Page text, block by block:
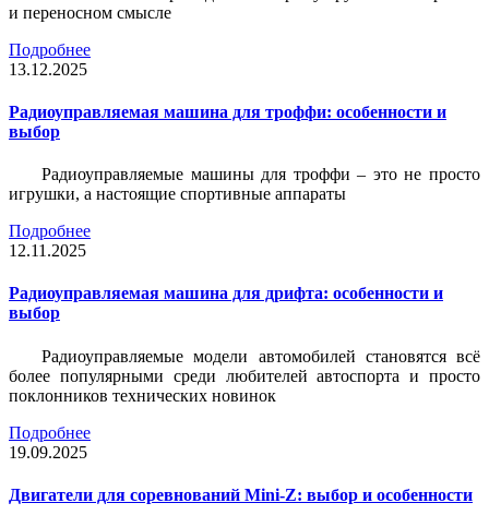
и переносном смысле
Подробнее
13.12.2025
Радиоуправляемая машина для троффи: особенности и
выбор
Радиоуправляемые машины для троффи – это не просто
игрушки, а настоящие спортивные аппараты
Подробнее
12.11.2025
Радиоуправляемая машина для дрифта: особенности и
выбор
Радиоуправляемые модели автомобилей становятся всё
более популярными среди любителей автоспорта и просто
поклонников технических новинок
Подробнее
19.09.2025
Двигатели для соревнований Mini-Z: выбор и особенности